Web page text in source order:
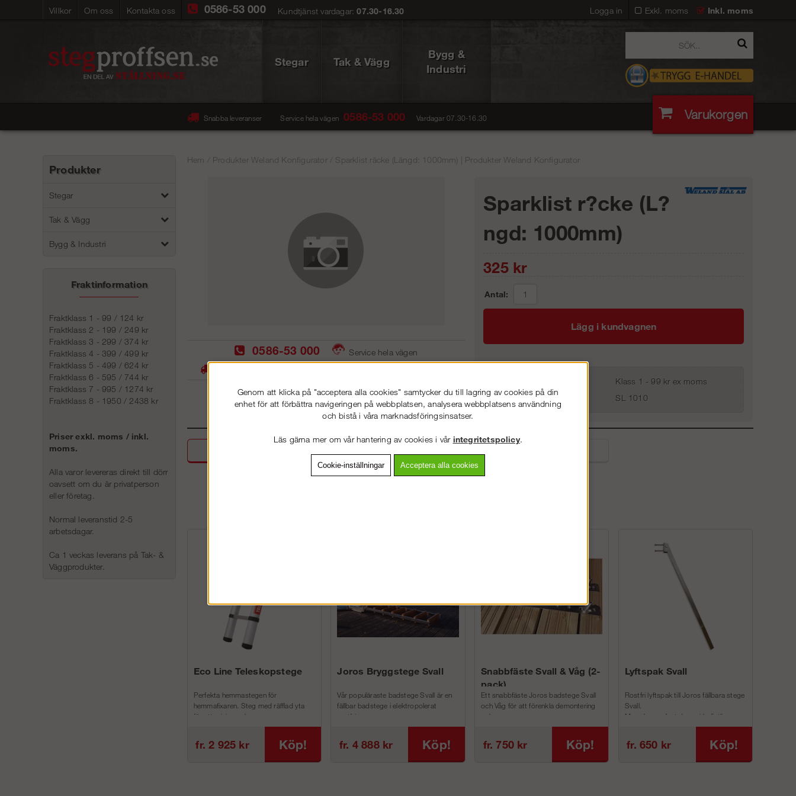
Villkor Om oss Kontakta oss Exkl. moms Inkl. moms
0586-53 000 Kundtjänst vardagar:07.30-16.30 Logga in
Stegar Tak & Vägg
Bygg &
Industri
Snabba leveranser Service hela vägen 0586-53 000 Vardagar 07.30-16.30 Varukorgen
Produkter
Stegar
Tak & Vägg
Bygg & Industri
Fraktinformation
Fraktklass 1 - 99 / 124 kr
Fraktklass 2 - 199 / 249 kr
Fraktklass 3 - 299 / 374 kr
Fraktklass 4 - 399 / 499 kr
Fraktklass 5 - 499 / 624 kr
Fraktklass 6 - 595 / 744 kr
Fraktklass 7 - 995 / 1274 kr
Fraktklass 8 - 1950 / 2438 kr
Priser exkl. moms / inkl.
moms.
Alla varor levereras direkt till dörr
oavsett om du är privatperson
eller företag.
Normal leveranstid 2-5
arbetsdagar.
Ca 1 veckas leverans på Tak- &
Väggprodukter.
Hem Produkter Weland Konfigurator/ Sparklist räcke (Längd: 1000mm) | Produkter Weland Konfigurator
0586-53 000
Service hela vägen
Sparklist r?cke (L?
ngd: 1000mm)
325kr
Antal:
Lägg i kundvagnen
Klass 1 - 99 kr ex moms
Artnr:
SL 1010
Detaljerad info
Eco Line Teleskopstege
Perfekta hemmastegen för
hemmafixaren. Steg med räfflad yta
för att minimera h...
fr. 2 925 kr Köp!
Joros Bryggstege Svall
Vår populäraste badstege Svall är en
fällbar badstege i elektropolerat
rostfri...
fr. 4 888 kr Köp!
Snabbfäste Svall & Våg (2-
pack)
Ett snabbfäste Joros badstege Svall
och Våg för att förenkla demontering
och m...
fr. 750 kr Köp!
Lyftspak Svall
Rostfri lyftspak till Joros fällbara stege
Svall.
Man skruvar fast denna i befintliga
fr. 650 kr Köp!
Genom att klicka på "acceptera alla cookies" samtycker du till lagring av cookies på din
enhet för att förbättra navigeringen på webbplatsen, analysera webbplatsens användning
och bistå i våra marknadsföringsinsatser.
Läs gärna mer om vår hantering av cookies i vår integritetspolicy.
Cookie-inställningar Acceptera alla cookies
VÄLKOMMEN TILL STEGPROFFSEN.SE